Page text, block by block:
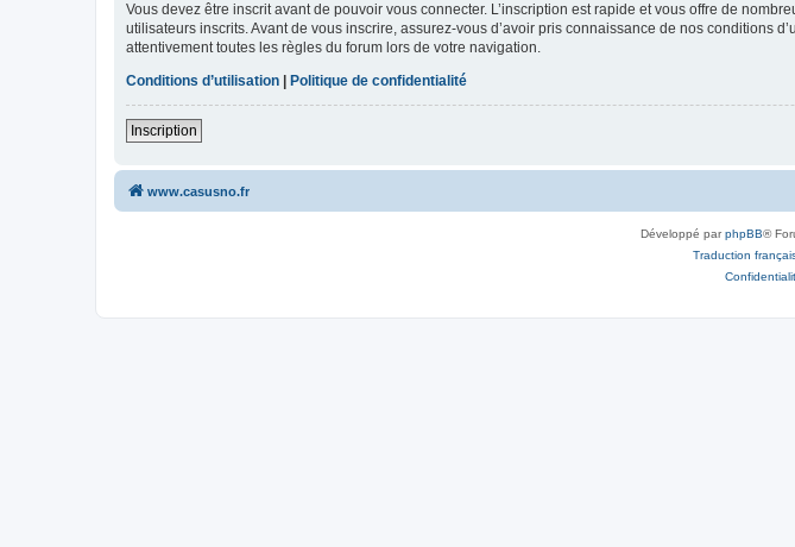
Vous devez être inscrit avant de pouvoir vous connecter. L’inscription est rapide et vous offre de
utilisateurs inscrits. Avant de vous inscrire, assurez-vous d’avoir pris connaissance de nos conditions
attentivement toutes les règles du forum lors de votre navigation.
Conditions d’utilisation
Politique de confidentialité
Inscription
www.casusno.fr
Développé parphpBB®
Traduction